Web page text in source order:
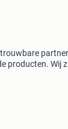
partner
producten. Wij